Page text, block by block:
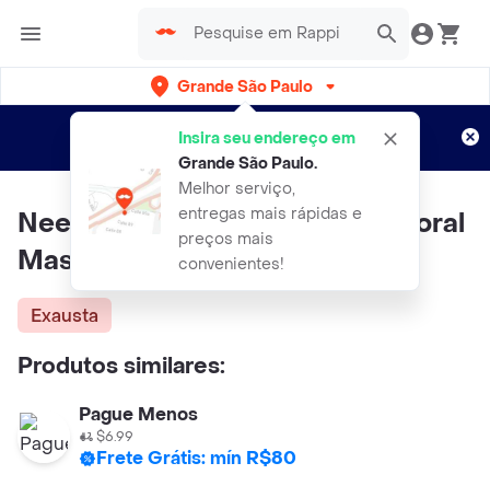
Grande São Paulo
Insira seu endereço em
Grande São Paulo.
Melhor serviço,
entregas mais rápidas e
preços mais
convenientes!
Entregas grátis por 15 dias!
Aplicam T&C
Needs Creme Depilatório Corporal
Masculino
Exausta
Produtos similares:
Pague Menos
$6.99
Frete Grátis: mín R$80